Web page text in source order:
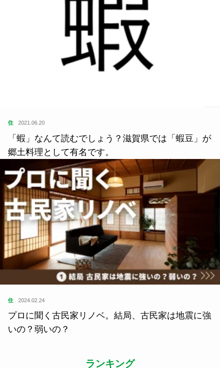
住 2021.06.20
「蝦」なんて読むでしょう？滋賀県では「蝦豆」が
郷土料理として有名です。
住 2024.02.24
プロに聞く古民家リノベ。結局、古民家は地震に強
いの？弱いの？
ランキング